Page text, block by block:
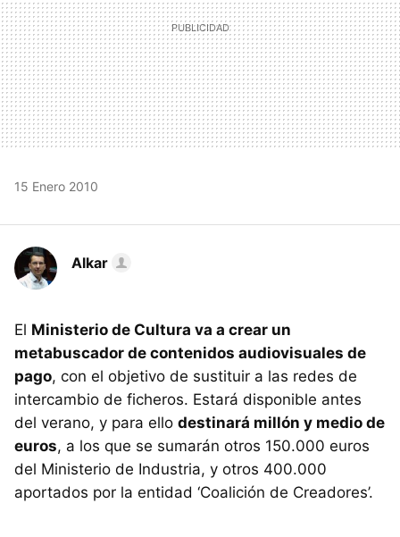
15 Enero 2010
Alkar
El Ministerio de Cultura va a crear un
metabuscador de contenidos audiovisuales de
pago, con el objetivo de sustituir a las redes de
intercambio de ficheros. Estará disponible antes
del verano, y para ello destinará millón y medio de
euros, a los que se sumarán otros 150.000 euros
del Ministerio de Industria, y otros 400.000
aportados por la entidad ‘Coalición de Creadores’.